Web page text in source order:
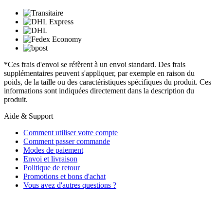
*Ces frais d'envoi se réfèrent à un envoi standard. Des frais
supplémentaires peuvent s'appliquer, par exemple en raison du
poids, de la taille ou des caractéristiques spécifiques du produit. Ces
informations sont indiquées directement dans la description du
produit.
Aide & Support
Comment utiliser votre compte
Comment passer commande
Modes de paiement
Envoi et livraison
Politique de retour
Promotions et bons d'achat
Vous avez d'autres questions ?